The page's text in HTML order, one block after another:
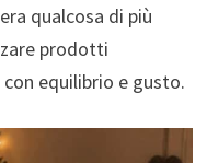
qualcosa di più
prodotti
equilibrio e gusto.